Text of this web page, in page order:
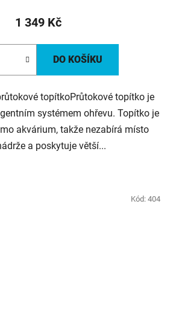
1 349 Kč
DO KOŠÍKU
topítkoPrůtokové topítko je
systémem ohřevu. Topítko je
akvárium, takže nezabírá místo
a poskytuje větší...
Kód: 404